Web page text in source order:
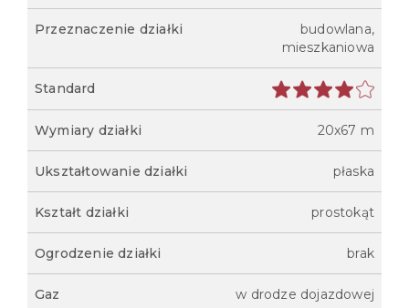
Przeznaczenie działki
budowlana,
mieszkaniowa
Standard
Wymiary działki 20x67 m
Ukształtowanie działki płaska
Kształt działki prostokąt
Ogrodzenie działki brak
Gaz w drodze dojazdowej